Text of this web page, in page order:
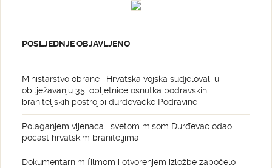
POSLJEDNJE OBJAVLJENO
Ministarstvo obrane i Hrvatska vojska sudjelovali u
obilježavanju 35. obljetnice osnutka podravskih
braniteljskih postrojbi đurđevačke Podravine
Polaganjem vijenaca i svetom misom Đurđevac odao
počast hrvatskim braniteljima
Dokumentarnim filmom i otvorenjem izložbe započelo